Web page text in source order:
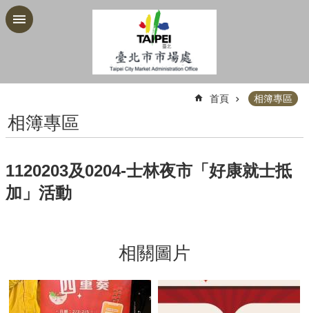
跳到主要內容區塊
首頁 相簿專區
相簿專區
1120203及0204-士林夜市「好康就士抵
加」活動
相關圖片